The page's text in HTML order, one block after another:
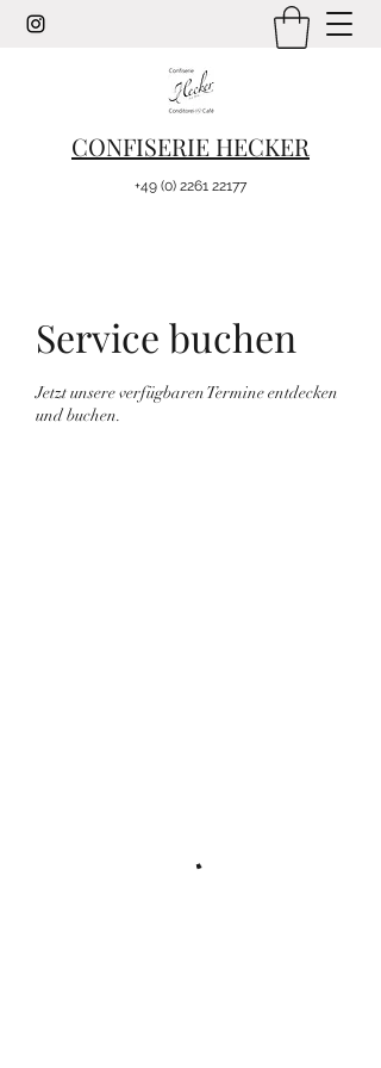
CONFISERIE HECKER
+49 (0) 2261 22177
Service buchen
Jetzt unsere verfügbaren Termine entdecken
und buchen.